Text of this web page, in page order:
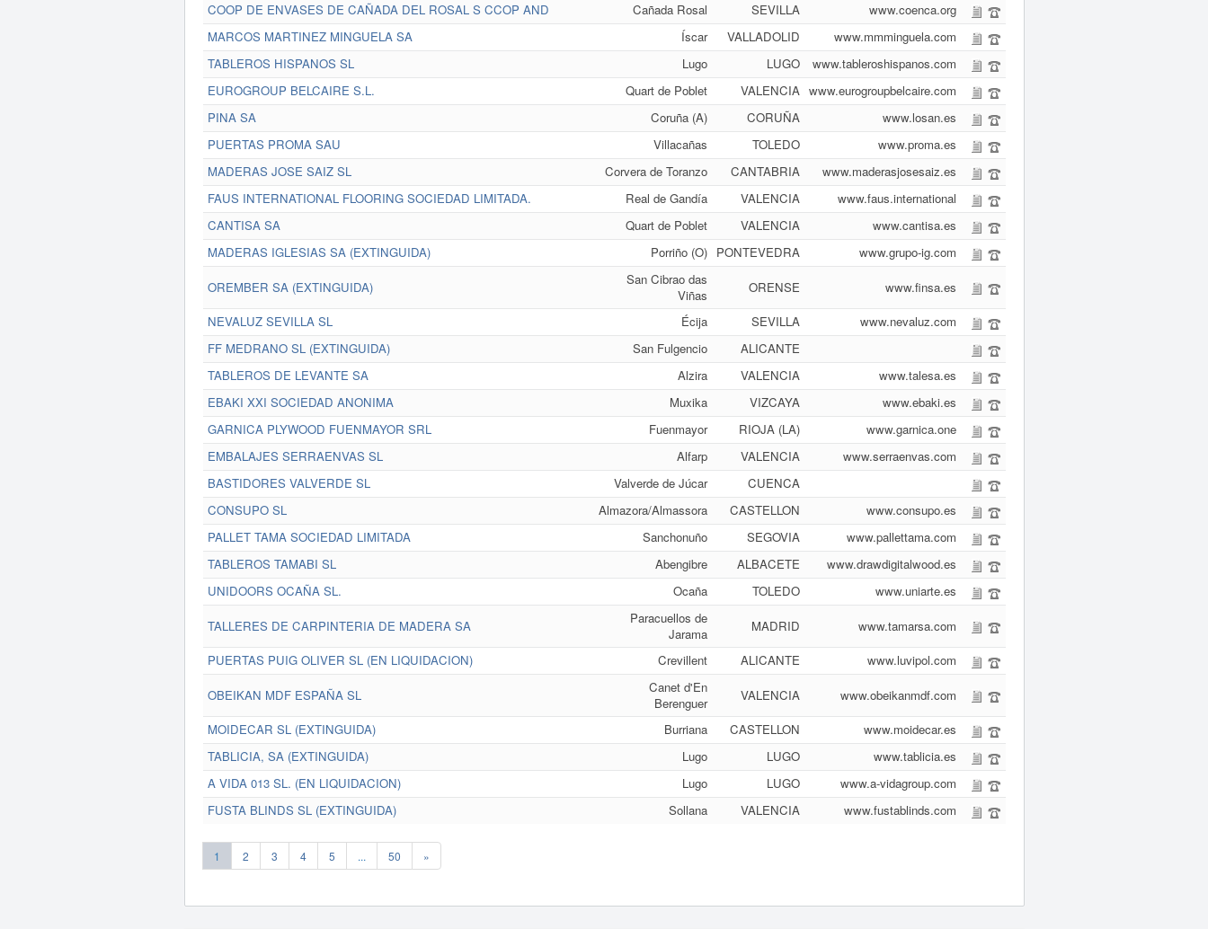
COOP DE ENVASES DE CAÑADA DEL ROSAL S CCOP AND
Cañada Rosal SEVILLA
www.coenca.org
MARCOS MARTINEZ MINGUELA SA
Íscar VALLADOLID
www.mmminguela.com
TABLEROS HISPANOS SL
Lugo LUGO
www.tableroshispanos.com
EUROGROUP BELCAIRE S.L.
Quart de Poblet VALENCIA www.eurogroupbelcaire.com
PINA SA
Coruña (A) CORUÑA
www.losan.es
PUERTAS PROMA SAU
Villacañas TOLEDO
www.proma.es
MADERAS JOSE SAIZ SL
Corvera de Toranzo CANTABRIA
www.maderasjosesaiz.es
FAUS INTERNATIONAL FLOORING SOCIEDAD LIMITADA.
Real de Gandía VALENCIA
www.faus.international
CANTISA SA
Quart de Poblet VALENCIA
www.cantisa.es
MADERAS IGLESIAS SA (EXTINGUIDA)
Porriño (O) PONTEVEDRA www.grupo-ig.com
OREMBER SA (EXTINGUIDA)
San Cibrao das
Viñas
ORENSE
www.finsa.es
NEVALUZ SEVILLA SL
Écija SEVILLA
www.nevaluz.com
FF MEDRANO SL (EXTINGUIDA)
San Fulgencio
ALICANTE
TABLEROS DE LEVANTE SA
Alzira VALENCIA
www.talesa.es
EBAKI XXI SOCIEDAD ANONIMA
Muxika VIZCAYA
www.ebaki.es
GARNICA PLYWOOD FUENMAYOR SRL
Fuenmayor RIOJA (LA)
www.garnica.one
EMBALAJES SERRAENVAS SL
Alfarp VALENCIA
www.serraenvas.com
BASTIDORES VALVERDE SL
Valverde de Júcar
CUENCA
CONSUPO SL
Almazora/Almassora CASTELLON
www.consupo.es
PALLET TAMA SOCIEDAD LIMITADA
Sanchonuño SEGOVIA
www.pallettama.com
TABLEROS TAMABI SL
Abengibre ALBACETE
www.drawdigitalwood.es
UNIDOORS OCAÑA SL.
Ocaña TOLEDO www.uniarte.es
TALLERES DE CARPINTERIA DE MADERA SA
Paracuellos de
Jarama
MADRID
www.tamarsa.com
PUERTAS PUIG OLIVER SL (EN LIQUIDACION)
Crevillent ALICANTE www.luvipol.com
OBEIKAN MDF ESPAÑA SL
Canet d'En
Berenguer
VALENCIA
www.obeikanmdf.com
MOIDECAR SL (EXTINGUIDA)
Burriana CASTELLON
www.moidecar.es
TABLICIA, SA (EXTINGUIDA)
Lugo LUGO
www.tablicia.es
A VIDA 013 SL. (EN LIQUIDACION)
Lugo LUGO
www.a-vidagroup.com
FUSTA BLINDS SL (EXTINGUIDA)
Sollana VALENCIA www.fustablinds.com
1 2 3 4 5 ... 50 »